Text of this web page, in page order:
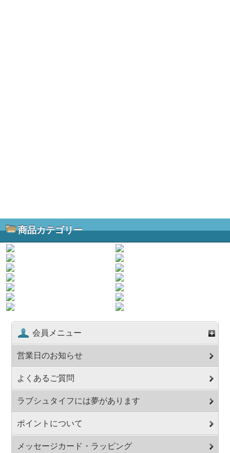
商品カテゴリー
会員メニュー
営業日のお知らせ
よくあるご質問
ラブシュタイフには夢があります
ポイントについて
メッセージカード・ラッピング